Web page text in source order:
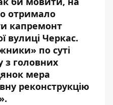
отримало
капремонт
вулиці Черкас.
по суті
з головних
мера
реконструкцію